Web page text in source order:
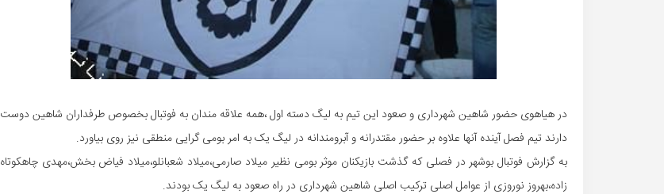
در هیاهوی حضور شاهین شهرداری و صعود این تیم به لیگ دسته اول ،همه علاقه مندان به فوتبال بخصوص طرفداران شاهین دوست
دارند تیم فصل آینده آنها علاوه بر حضور مقتدرانه و آبرومندانه در لیگ یک به امر بومی گرایی منطقی نیز روی بیاورد.
به گزارش فوتبال بوشهر در فصلی که گذشت بازیکنان موثر بومی نظیر میلاد صارمی،میلاد شعبانلو،میلاد فیاض بخش،مهدی چاهکوتاه
زاده،بهروز نوروزی از عوامل اصلی ترکیب اصلی شاهین شهرداری در راه صعود به لیگ یک بودند.